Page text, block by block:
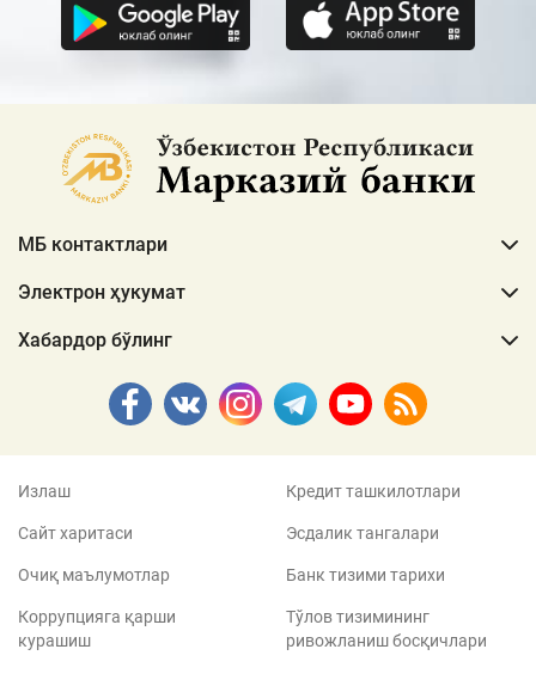
МБ контактлари
Электрон ҳукумат
Хабардор бўлинг
Излаш
Сайт харитаси
Очиқ маълумотлар
Коррупцияга қарши
курашиш
Кредит ташкилотлари
Эсдалик тангалари
Банк тизими тарихи
Тўлов тизимининг
ривожланиш босқичлари